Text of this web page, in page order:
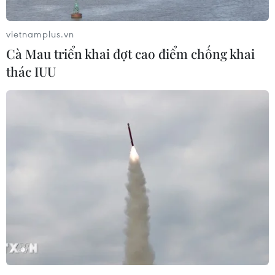
Trước đó, vào lúc hơn 10 giờ sáng cùng ngày,
mét bốc lên từ bên trong kho phế liệu của một
công ty tại Khu công nghiệp Tân Phú Trung.
Play
Video
Nhiều công nhân hoảng loạn chạy thoát ra
ngoài, một số người cùng nhau dập lửa nhưng
vietnamplus.vn
Cà Mau triển khai đợt cao điểm chống khai
thác IUU